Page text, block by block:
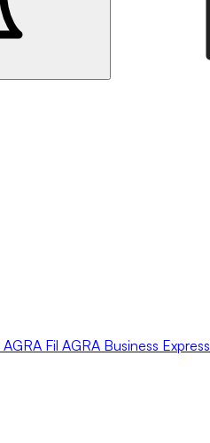
AGRA Fil AGRA Business Express